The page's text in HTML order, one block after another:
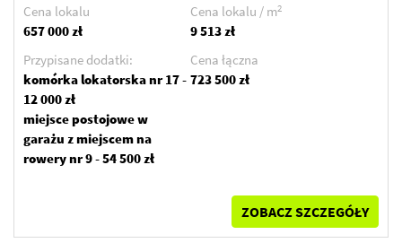
Cena lokalu
657 000 zł
Cena lokalu / m2
9 513 zł
Przypisane dodatki:
komórka lokatorska nr 17 -
12 000 zł
miejsce postojowe w
garażu z miejscem na
rowery nr 9 - 54 500 zł
Cena łączna
723 500 zł
ZOBACZ SZCZEGÓŁY